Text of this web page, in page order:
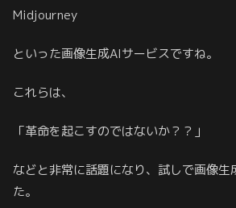
Midjourney
といった画像生成AIサービスですね。
これらは、
「革命を起こすのではないか？？」
などと非常に話題になり、試しで画像生
た。